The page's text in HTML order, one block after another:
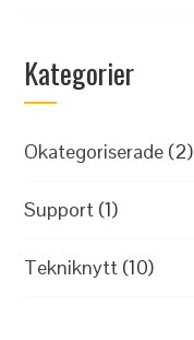
Kategorier
Okategoriserade (2)
Support (1)
Tekniknytt (10)